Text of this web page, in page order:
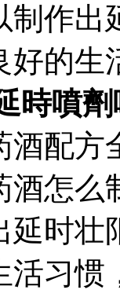
制作出
好的
時噴
酒配方
酒怎
延时
活习惯